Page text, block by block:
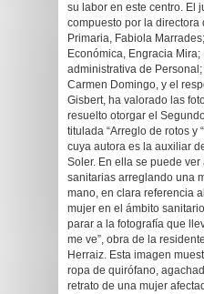
su labor en este centro. El
compuesto por la directora
Primaria, Fabiola
Económica, Engracia Mira;
administrativa de
Carmen Domingo, y el
Gisbert, ha valorado las
resuelto otorgar el
titulada “Arreglo de rotos y
cuya autora es la auxiliar
Soler. En ella se puede
sanitarias arreglando una
mano, en clara referencia
mujer en el ámbito
parar a la fotografía que
me ve”, obra de la
Herraiz. Esta imagen
ropa de quirófano,
retrato de una mujer